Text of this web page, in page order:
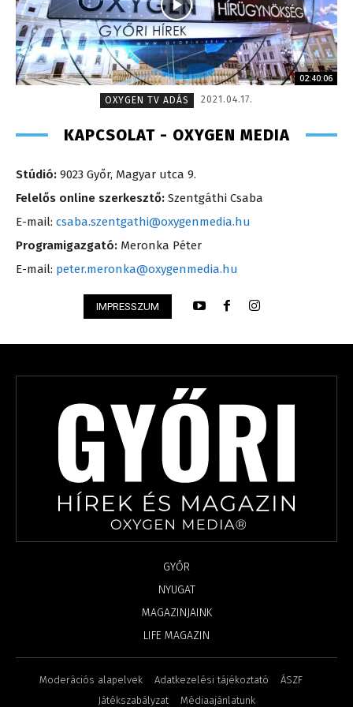
02:40:06
OXYGEN TV ADÁS
2021.04.17.
KAPCSOLAT - OXYGEN MEDIA
Stúdió: 9023 Győr, Magyar utca 9.
Felelős online szerkesztő: Szentgáthi Csaba
E-mail: csaba.szentgathi@oxygenmedia.hu
Programigazgató: Meronka Péter
E-mail: peter.meronka@oxygenmedia.hu
IMPRESSZUM
GYŐR
NYUGAT
MAGAZINJAINK
LIFE MAGAZIN
Moderációs alapelvek Adatkezelési tájékoztató
ÁSZF
Játékszabályzat
Médiaajánlatunk